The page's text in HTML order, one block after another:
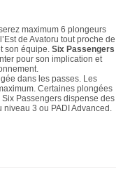
maximum 6 plongeurs
de Avatoru tout proche de
son équipe. Six Passengers
pour son implication et
dans les passes. Les
Certaines plongées
Passengers dispense des
niveau 3 ou PADI Advanced.